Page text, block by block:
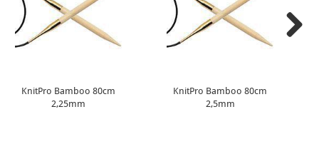
KnitPro Bamboo 80cm
2,25mm
KnitPro Bamboo 80cm
2,5mm